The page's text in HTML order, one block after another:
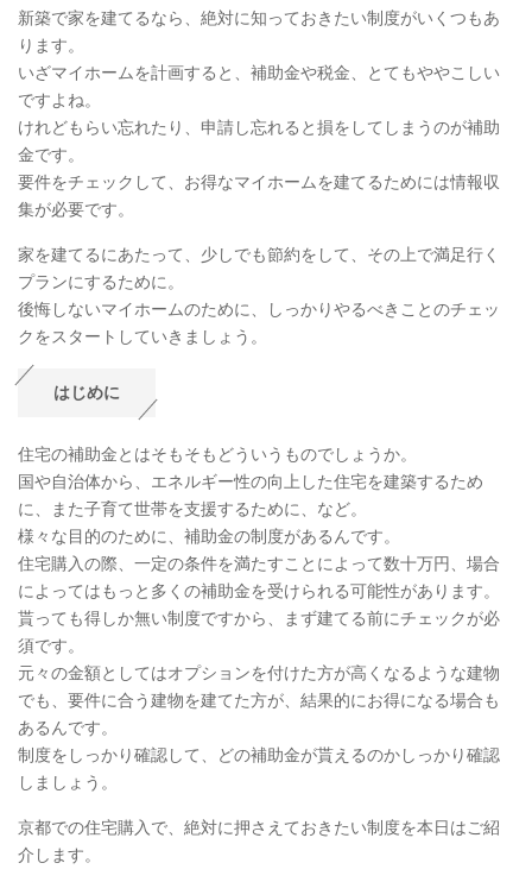
新築で家を建てるなら、絶対に知っておきたい制度がいくつもあ
ります。
いざマイホームを計画すると、補助金や税金、とてもややこしい
ですよね。
けれどもらい忘れたり、申請し忘れると損をしてしまうのが補助
金です。
要件をチェックして、お得なマイホームを建てるためには情報収
集が必要です。
家を建てるにあたって、少しでも節約をして、その上で満足行く
プランにするために。
後悔しないマイホームのために、しっかりやるべきことのチェッ
クをスタートしていきましょう。
はじめに
住宅の補助金とはそもそもどういうものでしょうか。
国や自治体から、エネルギー性の向上した住宅を建築するため
に、また子育て世帯を支援するために、など。
様々な目的のために、補助金の制度があるんです。
住宅購入の際、一定の条件を満たすことによって数十万円、場合
によってはもっと多くの補助金を受けられる可能性があります。
貰っても得しか無い制度ですから、まず建てる前にチェックが必
須です。
元々の金額としてはオプションを付けた方が高くなるような建物
でも、要件に合う建物を建てた方が、結果的にお得になる場合も
あるんです。
制度をしっかり確認して、どの補助金が貰えるのかしっかり確認
しましょう。
京都での住宅購入で、絶対に押さえておきたい制度を本日はご紹
介します。